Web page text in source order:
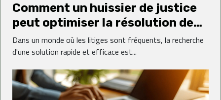
Comment un huissier de justice
peut optimiser la résolution de
conflits ?
Dans un monde où les litiges sont fréquents, la recherche
d'une solution rapide et efficace est...